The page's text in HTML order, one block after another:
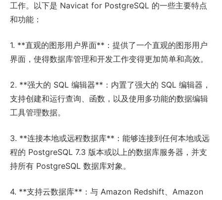
工作。以下是 Navicat for PostgreSQL 的一些主要特点
和功能：
1. **直观的图形用户界面**：提供了一个直观的图形用户
界面，使得数据库管理和开发工作变得更加简单和高效。
2. **强大的 SQL 编辑器**：内置了强大的 SQL 编辑器，
支持创建和运行查询、函数，以及使用多功能的数据编辑
工具管理数据。
3. **连接本地或远程数据库**：能够连接到任何本地或远
程的 PostgreSQL 7.3 版本或以上的数据库服务器，并支
持所有 PostgreSQL 数据库对象。
4. **支持云数据库**：与 Amazon Redshift、Amazon